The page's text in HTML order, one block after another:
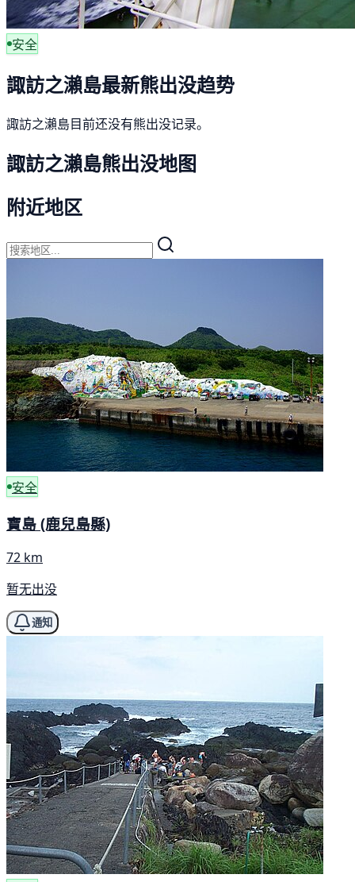
安全
諏訪之瀨島最新熊出没趋势
諏訪之瀨島目前还没有熊出没记录。
諏訪之瀨島熊出没地图
附近地区
安全
寶島 (鹿兒島縣)
72 km
暂无出没
通知